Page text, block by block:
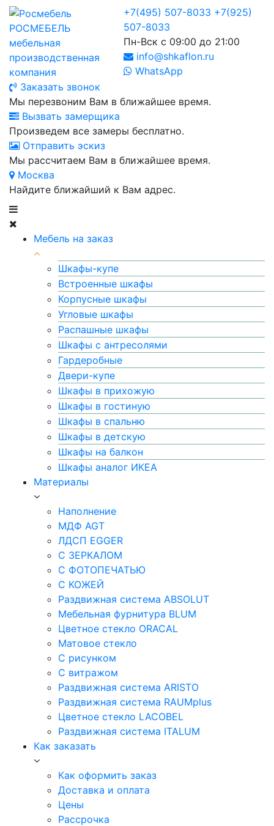
РОСМЕБЕЛЬ
мебельная
производственная
компания
+7(495) 507-8033 +7(925)
507-8033
Пн-Вск с 09:00 до 21:00
info@shkaflon.ru
WhatsApp
Заказать звонок
Мы перезвоним Вам в ближайшее время.
Вызвать замерщика
Произведем все замеры бесплатно.
Отправить эскиз
Мы рассчитаем Вам в ближайшее время.
Москва
Найдите ближайший к Вам адрес.
Мебель на заказ
Шкафы-купе
Встроенные шкафы
Корпусные шкафы
Угловые шкафы
Распашные шкафы
Шкафы с антресолями
Гардеробные
Двери-купе
Шкафы в прихожую
Шкафы в гостиную
Шкафы в спальню
Шкафы в детскую
Шкафы на балкон
Шкафы аналог ИКЕА
Материалы
Наполнение
МДФ AGT
ЛДСП EGGER
С ЗЕРКАЛОМ
С ФОТОПЕЧАТЬЮ
С КОЖЕЙ
Раздвижная система ABSOLUT
Мебельная фурнитура BLUM
Цветное стекло ORACAL
Матовое стекло
C рисунком
C витражом
Раздвижная система ARISTO
Раздвижная система RAUMplus
Цветное стекло LACOBEL
Раздвижная система ITALUM
Как заказать
Как оформить заказ
Доставка и оплата
Цены
Рассрочка